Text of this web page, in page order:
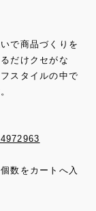
で商品づくりを
だけクセがな
スタイルの中で
数をカートへ入